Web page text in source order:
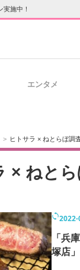
施中！
向け専門サイト
エンタメ
> ヒトサラ × ねとらぼ調
× ねと
2022-
「兵
塚店